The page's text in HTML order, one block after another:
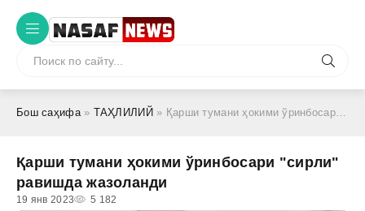
Бош саҳифа» ТАҲЛИЛИЙ » Қарши тумани ҳокими ўринбосари "сирли" равишда жазоланди
Қарши тумани ҳокими ўринбосари "сирли"
равишда жазоланди
19 янв 2023 5 182